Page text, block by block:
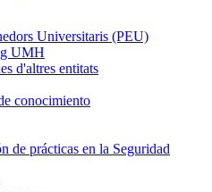
Universitaris (PEU)
UMH
d'altres entitats
conocimiento
de prácticas en la Seguridad